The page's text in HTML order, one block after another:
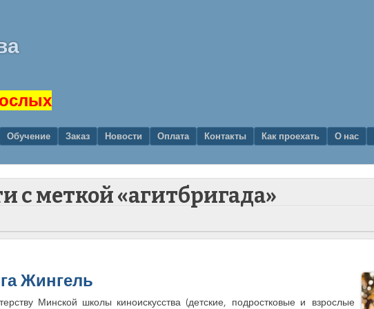
Обучение Заказ Новости Оплата Контакты Как проехать О нас
с меткой «агитбригада»
Жингель
Минской школы киноискусства (детские, подростковые и взрослые